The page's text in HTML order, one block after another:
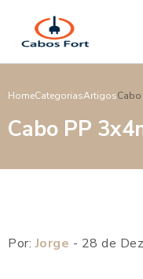
HomeCategoriasArtigos
Cabo PP
Por:Jorge - 28 de